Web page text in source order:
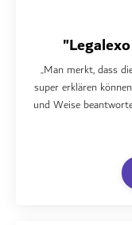
„Man merkt, dass
super erklären
und Weise